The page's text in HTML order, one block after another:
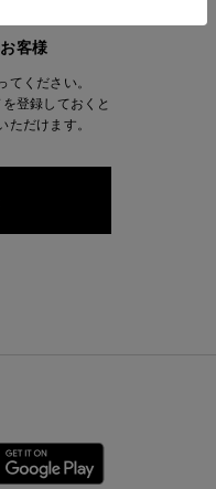
客様
ください。
登録しておくと
だけます。